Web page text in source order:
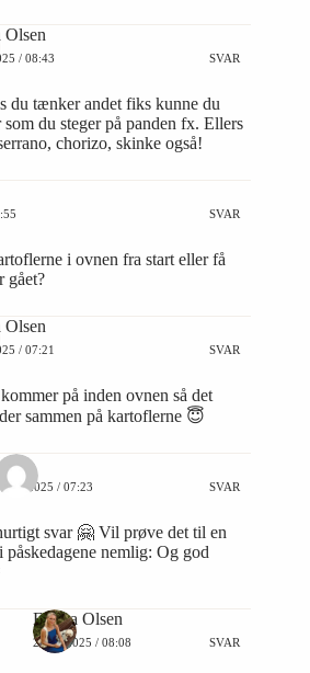
Olsen
/ 08:43 SVAR
du tænker andet fiks kunne du
du steger på panden fx. Ellers
chorizo, skinke også!
SVAR
i ovnen fra start eller få
gået?
Olsen
/ 07:21 SVAR
på inden ovnen så det
sammen på kartoflerne 😇
04/2025 / 07:23 SVAR
svar 🤗 Vil prøve det til en
påskedagene nemlig: Og god
Emma Olsen
22/04/2025 / 08:08 SVAR